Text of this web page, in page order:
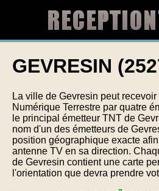
GEVRESIN
La ville de Gevresin peut
Numérique Terrestre par quatre
le principal émetteur TNT de
nom d'un des émetteurs de
position géographique exacte
antenne TV en sa direction.
de Gevresin contient une carte
l'orientation que devra prendre